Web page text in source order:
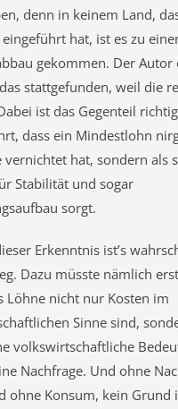
denn in keinem Land,
hat, ist es zu
gekommen. Der
stattgefunden, weil die
ist das Gegenteil
dass ein Mindestlohn
vernichtet hat, sondern als
Stabilität und sogar
sorgt.
Erkenntnis ist’s
Dazu müsste nämlich
Löhne nicht nur Kosten im
Sinne sind,
volkswirtschaftliche
Nachfrage. Und ohne
ohne Konsum, kein Grund